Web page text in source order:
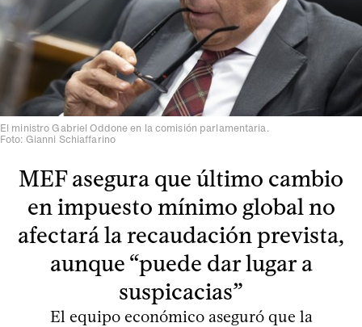
El ministro Gabriel Oddone en la comisión parlamentaria.
Foto: Gianni Schiaffarino
MEF asegura que último cambio
en impuesto mínimo global no
afectará la recaudación prevista,
aunque “puede dar lugar a
suspicacias”
El equipo económico aseguró que la